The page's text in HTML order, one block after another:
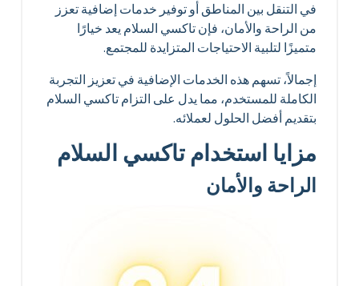
في التنقل بين المناطق أو توفير خدمات إضافية تعزز
من الراحة والأمان، فإن تاكسي السلام يعد خيارًا
متميزًا لتلبية الاحتياجات المتزايدة للمجتمع.
إجمالاً، تسهم هذه الخدمات الإضافية في تعزيز التجربة
الكاملة للمستخدم، مما يدل على التزام تاكسي السلام
بتقديم أفضل الحلول لعملائه.
مزايا استخدام تاكسي السلام
الراحة والأمان